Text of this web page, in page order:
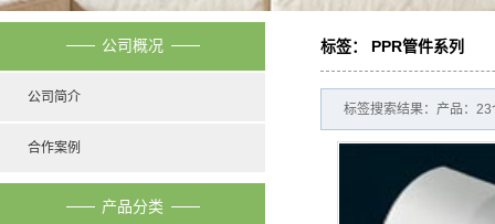
公司概况
公司简介
合作案例
产品分类
标签： PPR管件系列
标签搜索结果：产品：